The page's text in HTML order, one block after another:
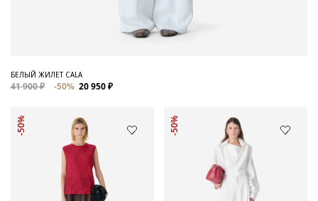
БЕЛЫЙ ЖИЛЕТ CALA
41 900 ₽ -50% 20 950 ₽
-50% -50%